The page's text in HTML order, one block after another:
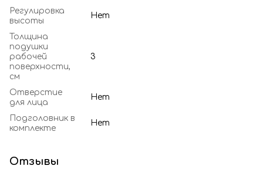
Регулировка
высоты
Нет
Толщина
подушки
рабочей
поверхности,
см
3
Отверстие
для лица
Нет
Подголовник в
комплекте
Нет
Отзывы